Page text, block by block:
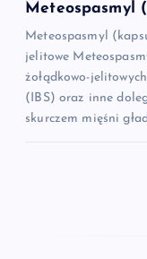
s
u
Meteospasmyl
Meteospasmyl
jelitowe
żołądkowo-
(IBS) oraz inne
skurczem mięśni